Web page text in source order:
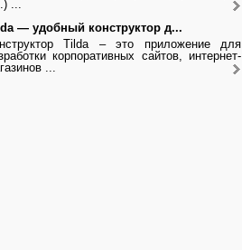
...
— удобный конструктор д...
Tilda – это приложение для
корпоративных сайтов, интернет-
...